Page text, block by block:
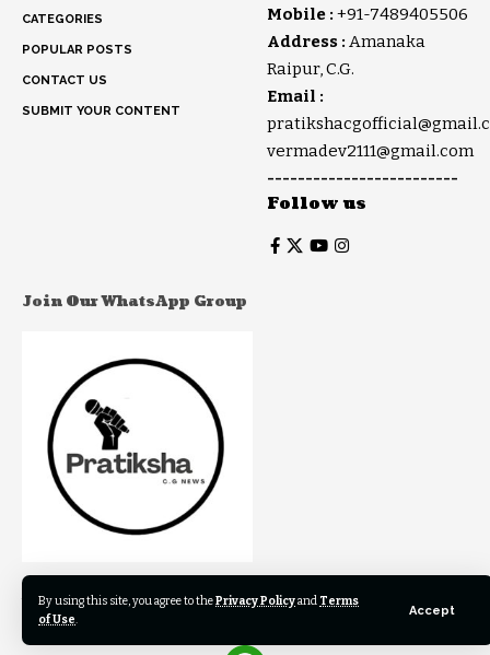
By using this site, you agree to thePrivacy Policyand Terms
of Use.
Accept
CATEGORIES
POPULAR POSTS
CONTACT US
SUBMIT YOUR CONTENT
Mobile : +91-7489405506
Address : Amanaka
Raipur, C.G.
Email :
vermadev2111@gmail.com
-------------------------
Follow us
Join Our WhatsApp Group
Join to our WhatsApp Group to get our newest articles
instantly!